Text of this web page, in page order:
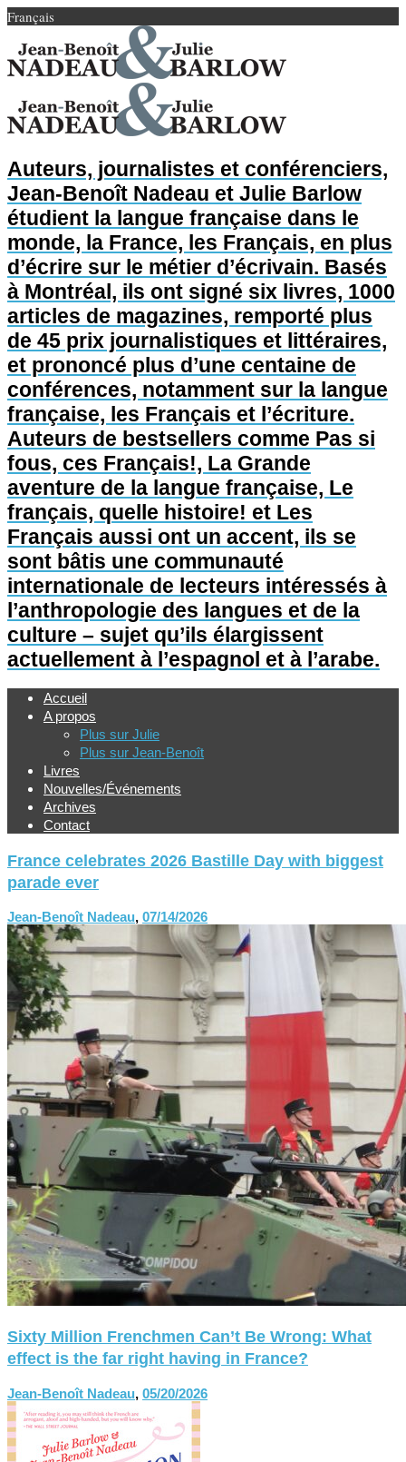
Français
Auteurs, journalistes et conférenciers,
Jean-Benoît Nadeau et Julie Barlow
étudient la langue française dans le
monde, la France, les Français, en plus
d’écrire sur le métier d’écrivain. Basés
à Montréal, ils ont signé six livres, 1000
articles de magazines, remporté plus
de 45 prix journalistiques et littéraires,
et prononcé plus d’une centaine de
conférences, notamment sur la langue
française, les Français et l’écriture.
Auteurs de bestsellers comme Pas si
fous, ces Français!, La Grande
aventure de la langue française, Le
français, quelle histoire! et Les
Français aussi ont un accent, ils se
sont bâtis une communauté
internationale de lecteurs intéressés à
l’anthropologie des langues et de la
culture – sujet qu’ils élargissent
actuellement à l’espagnol et à l’arabe.
Accueil
A propos
Plus sur Julie
Plus sur Jean-Benoît
Livres
Nouvelles/Événements
Archives
Contact
France celebrates 2026 Bastille Day with biggest
parade ever
Jean-Benoît Nadeau, 07/14/2026
Sixty Million Frenchmen Can’t Be Wrong: What
effect is the far right having in France?
Jean-Benoît Nadeau, 05/20/2026